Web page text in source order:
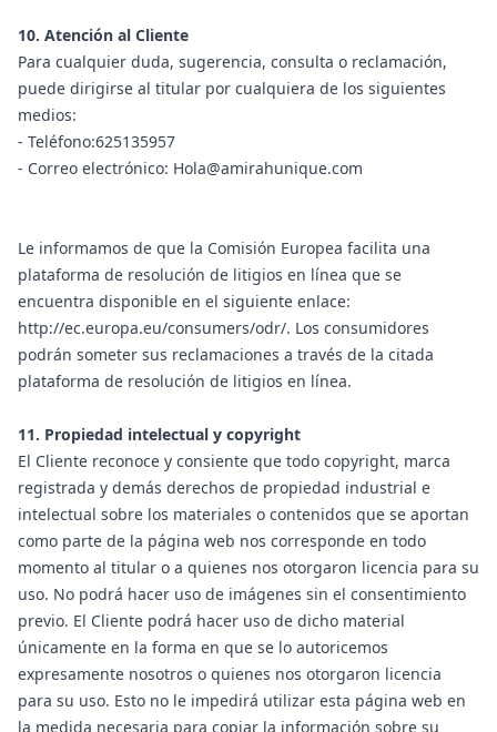
10. Atención al Cliente
Para cualquier duda, sugerencia, consulta o reclamación,
puede dirigirse al titular por cualquiera de los siguientes
medios:
- Teléfono:625135957
- Correo electrónico: Hola@amirahunique.com
Le informamos de que la Comisión Europea facilita una
plataforma de resolución de litigios en línea que se
encuentra disponible en el siguiente enlace:
http://ec.europa.eu/consumers/odr/. Los consumidores
podrán someter sus reclamaciones a través de la citada
plataforma de resolución de litigios en línea.
11. Propiedad intelectual y copyright
El Cliente reconoce y consiente que todo copyright, marca
registrada y demás derechos de propiedad industrial e
intelectual sobre los materiales o contenidos que se aportan
como parte de la página web nos corresponde en todo
momento al titular o a quienes nos otorgaron licencia para su
uso. No podrá hacer uso de imágenes sin el consentimiento
previo. El Cliente podrá hacer uso de dicho material
únicamente en la forma en que se lo autoricemos
expresamente nosotros o quienes nos otorgaron licencia
para su uso. Esto no le impedirá utilizar esta página web en
la medida necesaria para copiar la información sobre su